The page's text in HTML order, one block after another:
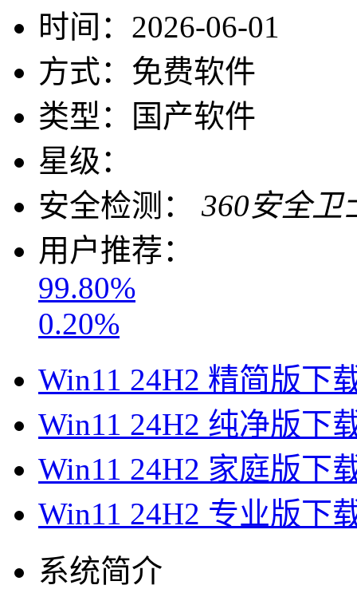
时间： 2026-06-01
方式： 免费软件
类型：
国产软件
星级：
安全检测：
360安全卫
用户推荐：
99.80%
0.20%
Win11 24H2 精简版下
Win11 24H2 纯净版下
Win11 24H2 家庭版下
Win11 24H2 专业版下
系统简介